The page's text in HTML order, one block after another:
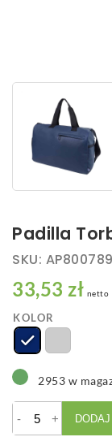
Padilla
SKU:
33,53 zł netto
KOLOR
2953 w
-
Padilla
+